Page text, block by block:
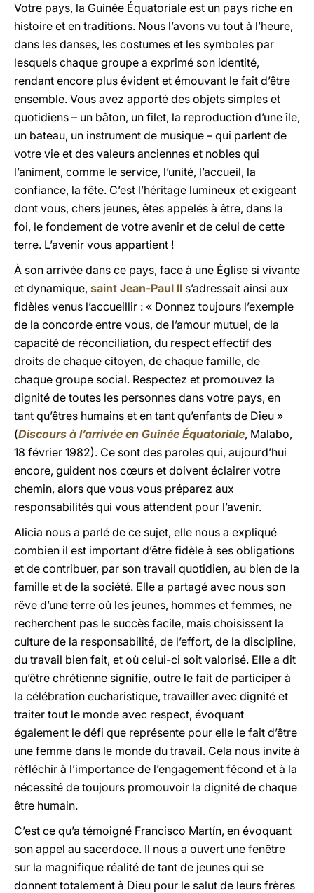
Votre pays, la Guinée Équatoriale est un pays riche en
histoire et en traditions. Nous l’avons vu tout à l’heure,
dans les danses, les costumes et les symboles par
lesquels chaque groupe a exprimé son identité,
rendant encore plus évident et émouvant le fait d’être
ensemble. Vous avez apporté des objets simples et
quotidiens – un bâton, un filet, la reproduction d’une île,
un bateau, un instrument de musique – qui parlent de
votre vie et des valeurs anciennes et nobles qui
l’animent, comme le service, l’unité, l’accueil, la
confiance, la fête. C’est l’héritage lumineux et exigeant
dont vous, chers jeunes, êtes appelés à être, dans la
foi, le fondement de votre avenir et de celui de cette
terre. L’avenir vous appartient !
À son arrivée dans ce pays, face à une Église si vivante
et dynamique, saint Jean-Paul II s’adressait ainsi aux
fidèles venus l’accueillir : « Donnez toujours l’exemple
de la concorde entre vous, de l’amour mutuel, de la
capacité de réconciliation, du respect effectif des
droits de chaque citoyen, de chaque famille, de
chaque groupe social. Respectez et promouvez la
dignité de toutes les personnes dans votre pays, en
tant qu’êtres humains et en tant qu’enfants de Dieu »
(Discours à l’arrivée en Guinée Équatoriale, Malabo,
18 février 1982). Ce sont des paroles qui, aujourd’hui
encore, guident nos cœurs et doivent éclairer votre
chemin, alors que vous vous préparez aux
responsabilités qui vous attendent pour l’avenir.
Alicia nous a parlé de ce sujet, elle nous a expliqué
combien il est important d’être fidèle à ses obligations
et de contribuer, par son travail quotidien, au bien de la
famille et de la société. Elle a partagé avec nous son
rêve d’une terre où les jeunes, hommes et femmes, ne
recherchent pas le succès facile, mais choisissent la
culture de la responsabilité, de l’effort, de la discipline,
du travail bien fait, et où celui-ci soit valorisé. Elle a dit
qu’être chrétienne signifie, outre le fait de participer à
la célébration eucharistique, travailler avec dignité et
traiter tout le monde avec respect, évoquant
également le défi que représente pour elle le fait d’être
une femme dans le monde du travail. Cela nous invite à
réfléchir à l’importance de l’engagement fécond et à la
nécessité de toujours promouvoir la dignité de chaque
être humain.
C’est ce qu’a témoigné Francisco Martín, en évoquant
son appel au sacerdoce. Il nous a ouvert une fenêtre
sur la magnifique réalité de tant de jeunes qui se
donnent totalement à Dieu pour le salut de leurs frères